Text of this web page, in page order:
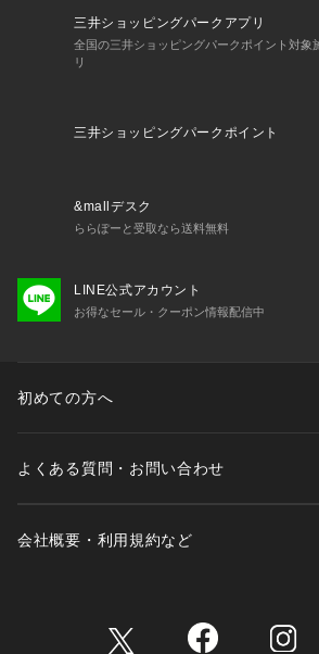
三井ショッピングパークアプリ
全国の三井ショッピングパークポイント対象
リ
三井ショッピングパークポイント
&mallデスク
ららぽーと受取なら送料無料
LINE公式アカウント
お得なセール・クーポン情報配信中
初めての方へ
よくある質問・お問い合わせ
会社概要・利用規約など